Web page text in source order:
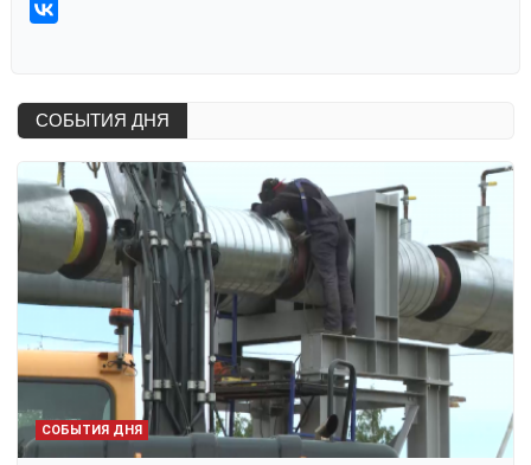
СОБЫТИЯ ДНЯ
СОБЫТИЯ ДНЯ